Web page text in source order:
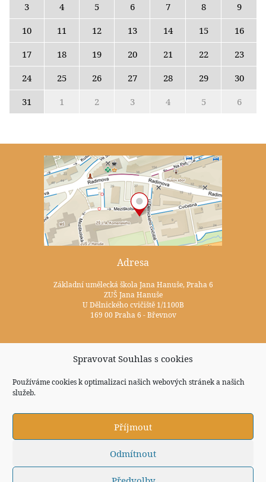
Spravovat Souhlas s cookies
Používáme cookies k optimalizaci našich webových stránek a našich
služeb.
Příjmout
Odmítnout
3
4 5 6 7 8
9
10
11 12 13 14 15
16
17
18 19 20 21 22
23
24
25 26 27 28 29
30
31
1 2 3 4 5 6
Adresa
Základní umělecká škola Jana Hanuše, Praha 6
ZUŠ Jana Hanuše
U Dělnického cvičiště 1/1100B
169 00 Praha 6 - Břevnov
Sociální sítě